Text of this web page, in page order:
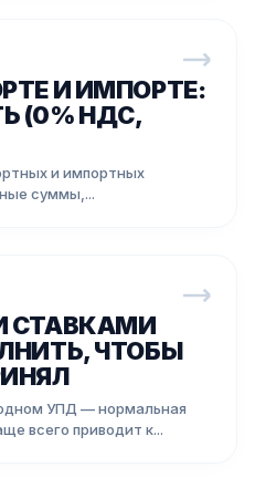
И ИМПОРТЕ:
(0% НДС,
и импортных
суммы,...
СТАВКАМИ
ЧТОБЫ
УПД — нормальная
всего приводит к...